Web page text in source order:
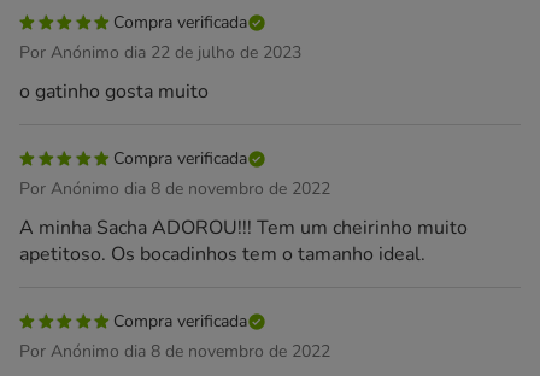
Compra verificada
Por Anónimo dia 22 de julho de 2023
o gatinho gosta muito
Compra verificada
Por Anónimo dia 8 de novembro de 2022
A minha Sacha ADOROU!!! Tem um cheirinho muito
apetitoso. Os bocadinhos tem o tamanho ideal.
Compra verificada
Por Anónimo dia 8 de novembro de 2022